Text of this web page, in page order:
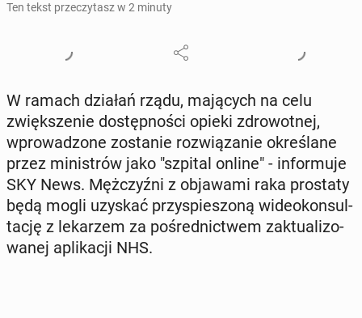
Ten tekst przeczytasz w 2 minuty
W ramach działań rządu, ma­ją­cych na celu
zwięk­sze­nie do­stęp­no­ści opieki zdro­wot­nej,
wpro­wa­dzo­ne zo­sta­nie roz­wią­za­nie okre­śla­ne
przez mi­ni­strów jako "szpital online" - in­for­mu­je
SKY News. Męż­czyź­ni z ob­ja­wa­mi raka pro­sta­ty
będą mogli uzyskać przy­spie­szo­ną wi­de­okon­sul­
ta­cję z le­ka­rzem za po­śred­nic­twem zak­tu­ali­zo­
wa­nej apli­ka­cji NHS.